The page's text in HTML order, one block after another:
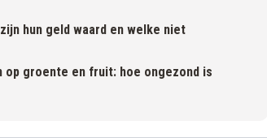
hun geld waard en welke niet
groente en fruit: hoe ongezond is